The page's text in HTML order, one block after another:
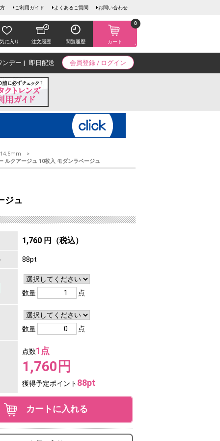
ご利用ガイド よくあるご質問 お問い合わせ
に入り 注文履歴 閲覧履歴 カート
0
会員登録 / ログイン
ンデー 即日配送
14.5mm
ルクアージュ 10枚入 モダンラベージュ
ジュ
1,760 円（税込）
88pt
数量 点
数量
点
点数1点
1,760円
獲得予定ポイント 88pt
カートに入れる